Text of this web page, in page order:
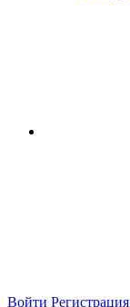
Войти Регистрация